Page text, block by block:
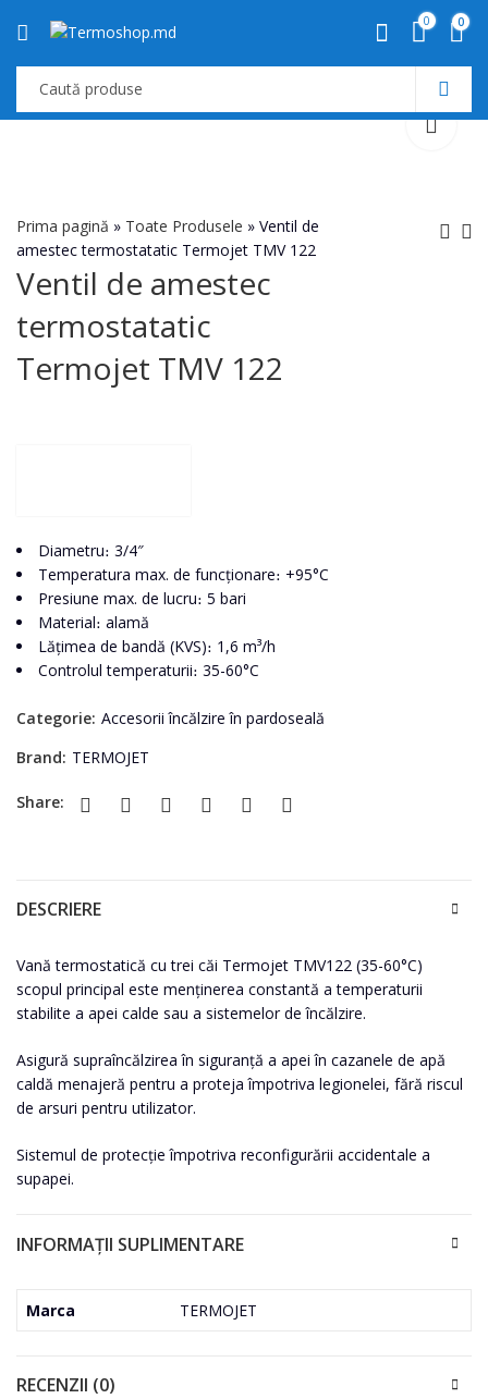
0 0
Prima pagină » Toate Produsele » Ventil de
amestec termostatatic Termojet TMV 122
Ventil de amestec
termostatatic
Termojet TMV 122
Diametru։ 3/4″
Temperatura max. de funcționare։ +95°C
Presiune max. de lucru։ 5 bari
Material։ alamă
Lățimea de bandă (KVS)։ 1,6 m³/h
Controlul temperaturii։ 35-60°C
Categorie: Accesorii încălzire în pardoseală
Brand: TERMOJET
Share:
DESCRIERE
Vană termostatică cu trei căi Termojet TMV122 (35-60°C)
scopul principal este menținerea constantă a temperaturii
stabilite a apei calde sau a sistemelor de încălzire.
Asigură supraîncălzirea în siguranță a apei în cazanele de apă
caldă menajeră pentru a proteja împotriva legionelei, fără riscul
de arsuri pentru utilizator.
Sistemul de protecție împotriva reconfigurării accidentale a
supapei.
INFORMAȚII SUPLIMENTARE
Marca TERMOJET
RECENZII (0)